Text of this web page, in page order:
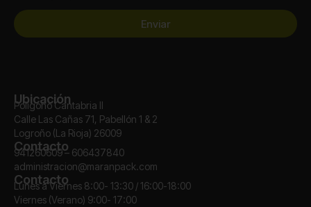
Enviar
Ubicación
Polígono Cantabria II
Calle Las Cañas 71, Pabellón 1 & 2
Logroño (La Rioja) 26009
Contacto
941260609 – 606437840
administracion@maranpack.com
Contacto
Lunes a Viernes 8:00- 13:30 / 16:00-18:00
Viernes (Verano) 9:00- 17:00